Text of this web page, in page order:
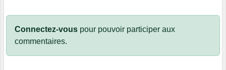
Connectez-vous pour pouvoir participer aux
commentaires.